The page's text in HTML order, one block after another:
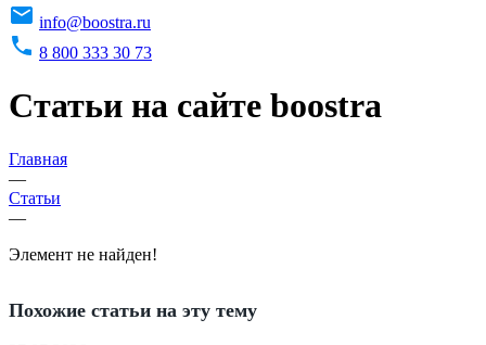
info@boostra.ru
8 800 333 30 73
Статьи на сайте boostra
Главная
—
Статьи
—
Элемент не найден!
Похожие статьи на эту тему